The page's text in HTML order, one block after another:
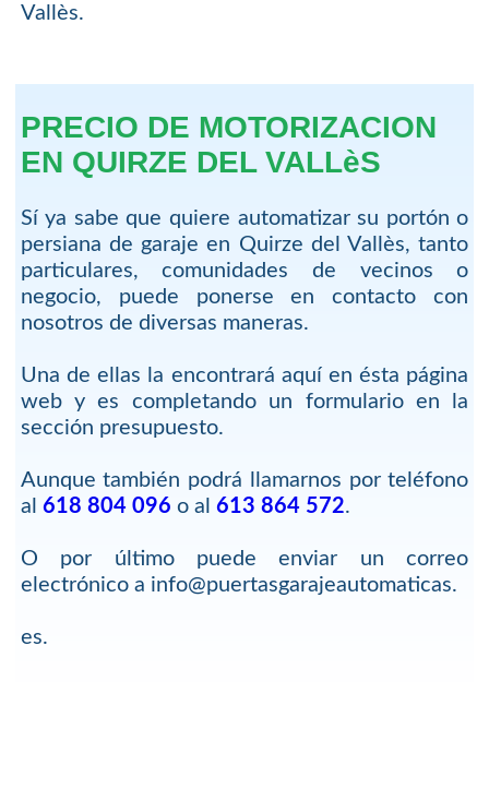
Vallès.
PRECIO DE MOTORIZACION
EN QUIRZE DEL VALLèS
Sí ya sabe que quiere automatizar su portón o
persiana de garaje en Quirze del Vallès, tanto
particulares, comunidades de vecinos o
negocio, puede ponerse en contacto con
nosotros de diversas maneras.
Una de ellas la encontrará aquí en ésta página
web y es completando un formulario en la
sección presupuesto.
Aunque también podrá llamarnos por teléfono
al 618 804 096 o al 613 864 572.
O por último puede enviar un correo
electrónico a info@puertasgarajeautomaticas.
es.